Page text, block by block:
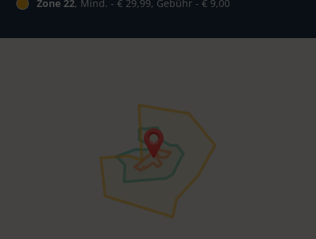
Zone 22, Mind. - € 29,99, Gebühr - € 9,00